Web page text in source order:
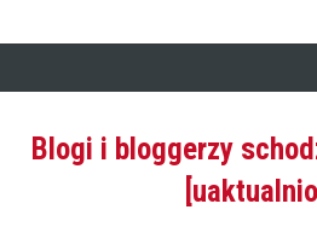
Blogi i bloggerzy